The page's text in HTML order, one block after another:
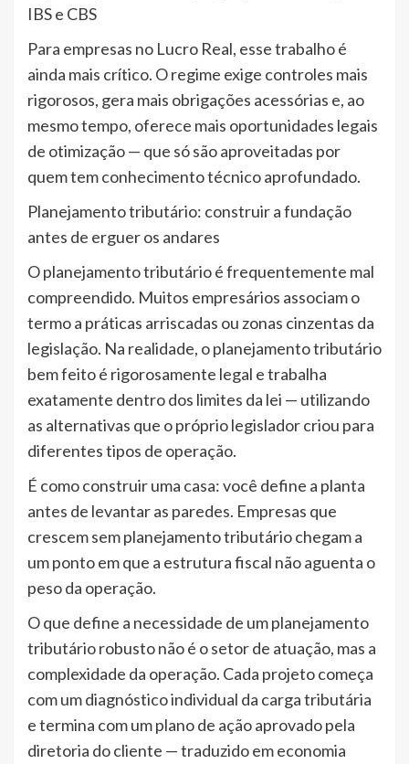
IBS e CBS
Para empresas no Lucro Real, esse trabalho é
ainda mais crítico. O regime exige controles mais
rigorosos, gera mais obrigações acessórias e, ao
mesmo tempo, oferece mais oportunidades legais
de otimização — que só são aproveitadas por
quem tem conhecimento técnico aprofundado.
Planejamento tributário: construir a fundação
antes de erguer os andares
O planejamento tributário é frequentemente mal
compreendido. Muitos empresários associam o
termo a práticas arriscadas ou zonas cinzentas da
legislação. Na realidade, o planejamento tributário
bem feito é rigorosamente legal e trabalha
exatamente dentro dos limites da lei — utilizando
as alternativas que o próprio legislador criou para
diferentes tipos de operação.
É como construir uma casa: você define a planta
antes de levantar as paredes. Empresas que
crescem sem planejamento tributário chegam a
um ponto em que a estrutura fiscal não aguenta o
peso da operação.
O que define a necessidade de um planejamento
tributário robusto não é o setor de atuação, mas a
complexidade da operação. Cada projeto começa
com um diagnóstico individual da carga tributária
e termina com um plano de ação aprovado pela
diretoria do cliente — traduzido em economia